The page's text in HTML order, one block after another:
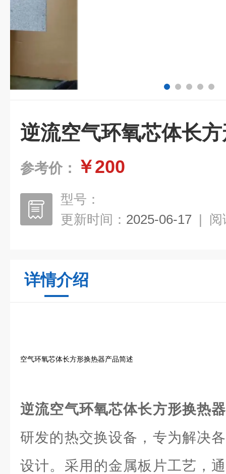
逆流空气环氧芯体长
参考价： ￥200
型号：
更新时间： 2025-06-17 | 阅
详情介绍
空气环氧芯体长方形换热器产品简述
逆流空气环氧芯体长方形换热器
研发的热交换设备，专为解决
设计。采用的金属板片工艺，